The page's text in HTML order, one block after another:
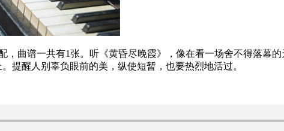
，曲谱一共有1张。听《黄昏尽晚霞》，像在看一场舍不得落幕
提醒人别辜负眼前的美，纵使短暂，也要热烈地活过。